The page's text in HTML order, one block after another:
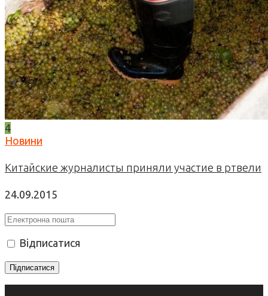
4
Новини
Китайские журналисты приняли участие в ртвели
24.09.2015
Відписатися